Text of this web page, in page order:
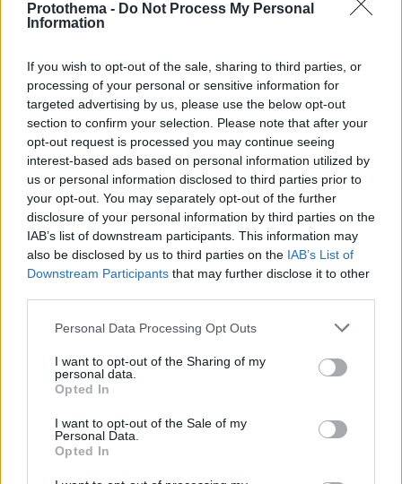
Protothema - Do Not Process My Personal
Information
If you wish to opt-out of the sale, sharing to third parties, or
processing of your personal or sensitive information for
targeted advertising by us, please use the below opt-out
section to confirm your selection. Please note that after your
opt-out request is processed you may continue seeing
interest-based ads based on personal information utilized by
us or personal information disclosed to third parties prior to
your opt-out. You may separately opt-out of the further
disclosure of your personal information by third parties on the
IAB’s list of downstream participants. This information may
also be disclosed by us to third parties on the IAB’s List of
Downstream Participants that may further disclose it to other
Please note that this website/app uses one or more Google
not limited to your visit or usage behaviour. You may click to
grant or deny consent to Google and its third-party tags to
use your data for below specified purposes in below Google
consent section.
Personal Data Processing Opt Outs
I want to opt-out of the Sharing of my
personal data.
Opted In
I want to opt-out of the Sale of my
Personal Data.
Opted In
Ολόκληρη η κατάθεση του επιθεωρητή Νικολάου: Τα
«ρίχνει» σε μηχανοδηγό και σταθμάρχη
«Ο μηχανοδηγός όφειλε να εκφωνήσει αυτό που του
είπε ο σταθμάρχης» - Προσθέτει ότι αν ο σταθμάρχης
αποφευχθεί το δυστύχημα
09.03.2023, 07:22 74